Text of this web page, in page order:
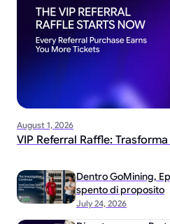
August 1, 2026
VIP Referral Raffle:
July 24, 2026
Dentro GoMining,
spento di proposito